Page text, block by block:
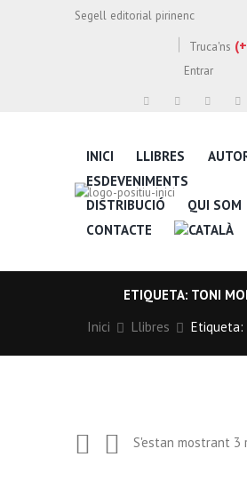
Segell editorial pirinenc
Truca'ns
Entrar
INICI LLIBRES
ESDEVENIMENTS
DISTRIBUCIÓ
QUI SOM
CONTACTE
ETIQUETA: TONI
Inici
Llibres Etiqueta:
S'estan mostrant